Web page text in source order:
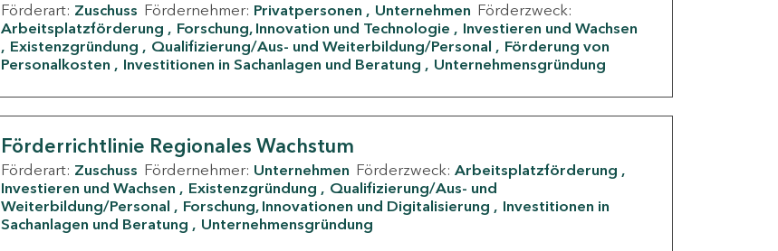
Förderart: Zuschuss Fördernehmer: Privatpersonen Unternehmen Förderzweck:
Arbeitsplatzförderung
Forschung, Innovation und Technologie
Investieren und Wachsen
Existenzgründung
Qualifizierung/Aus- und Weiterbildung/Personal
Förderung von
Personalkosten
Investitionen in Sachanlagen und Beratung Unternehmensgründung
Förderrichtlinie Regionales Wachstum
Förderart: Zuschuss Fördernehmer: Unternehmen Förderzweck: Arbeitsplatzförderung
Investieren und Wachsen
Existenzgründung
Qualifizierung/Aus- und
Weiterbildung/Personal
Forschung, Innovationen und Digitalisierung
Investitionen in
Sachanlagen und Beratung
Unternehmensgründung